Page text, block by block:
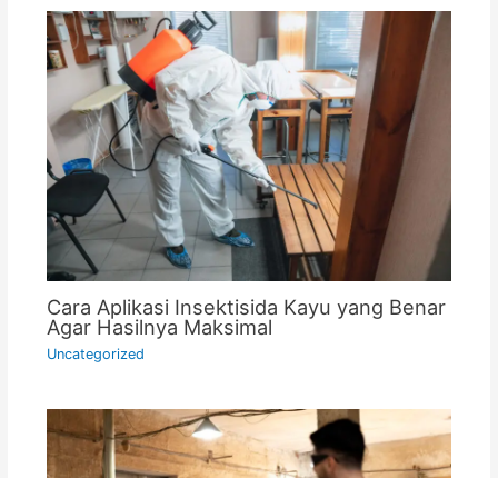
Cara Aplikasi Insektisida Kayu yang Benar
Agar Hasilnya Maksimal
Uncategorized